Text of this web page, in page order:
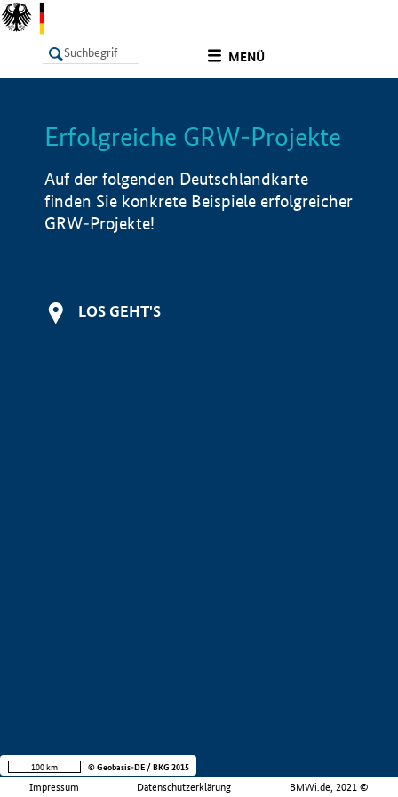
MENÜ
LISTE Info
Erfolgreiche GRW-Projekte
Auf der folgenden Deutschlandkarte
finden Sie konkrete Beispiele erfolgreicher
GRW-Projekte!
LOS GEHT'S
Impressum Datenschutzerklärung BMWi.de, 2021 ©
100 km © Geobasis-DE / BKG 2015